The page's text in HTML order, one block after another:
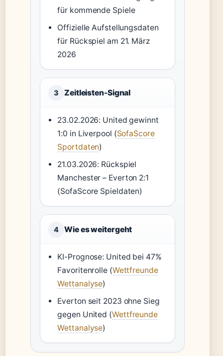
für kommende Spiele
Offizielle Aufstellungsdaten
für Rückspiel am 21. März
2026
3 Zeitleisten-Signal
23.02.2026: United gewinnt
1:0 in Liverpool (SofaScore
Sportdaten)
21.03.2026: Rückspiel
Manchester – Everton 2:1
(SofaScore Spieldaten)
4 Wie es weitergeht
KI-Prognose: United bei 47%
Favoritenrolle (Wettfreunde
Wettanalyse)
Everton seit 2023 ohne Sieg
gegen United (Wettfreunde
Wettanalyse)